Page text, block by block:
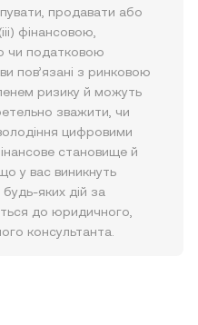
продавати або
фінансовою,
чи податковою
пов’язані з ринковою
ризику й можуть
зважити, чи
цифровими
становище й
у вас виникнуть
яких дій за
до юридичного,
консультанта.